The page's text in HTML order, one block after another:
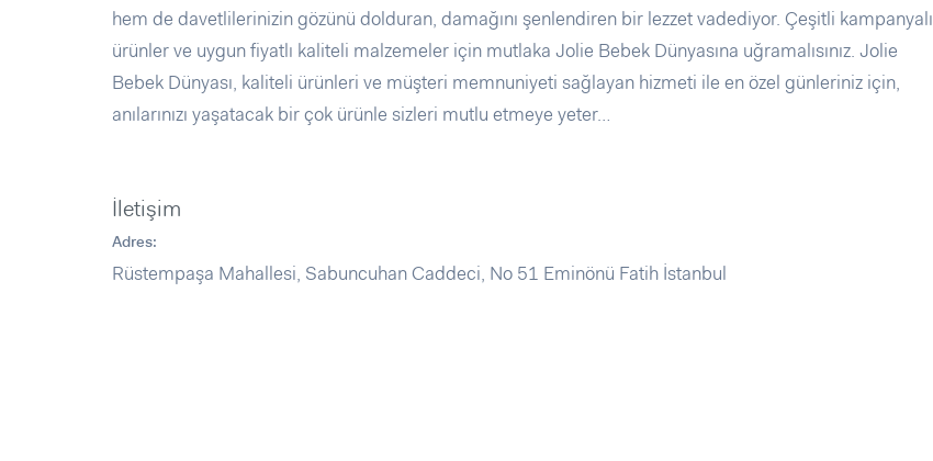
hem de davetlilerinizin gözünü dolduran, damağını şenlendiren bir lezzet vadediyor. Çeşitli kampanyalı
ürünler ve uygun fiyatlı kaliteli malzemeler için mutlaka Jolie Bebek Dünyasına uğramalısınız. Jolie
Bebek Dünyası, kaliteli ürünleri ve müşteri memnuniyeti sağlayan hizmeti ile en özel günleriniz için,
anılarınızı yaşatacak bir çok ürünle sizleri mutlu etmeye yeter…
İletişim
Adres:
Rüstempaşa Mahallesi, Sabuncuhan Caddeci, No 51 Eminönü Fatih İstanbul